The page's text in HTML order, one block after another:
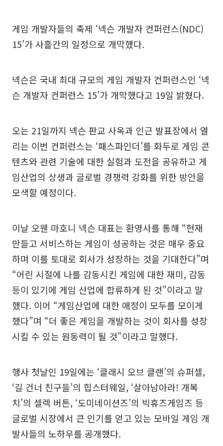
게임 개발자들의 축제 ‘넥슨 개발자 컨퍼런스(NDC)
15’가 사흘간의 일정으로 개막했다.
넥슨은 국내 최대 규모의 게임 개발자 컨퍼런스인 ‘넥
슨 개발자 컨퍼런스 15’가 개막했다고 19일 밝혔다.
오는 21일까지 넥슨 판교 사옥과 인근 발표장에서 열
리는 이번 컨퍼런스는 ‘패스파인더’를 화두로 게임 콘
텐츠와 관련 기술에 대한 실험과 도전을 공유하고 게
임산업의 상생과 글로벌 경쟁력 강화를 위한 방안을
모색할 예정이다.
이날 오웬 마호니 넥슨 대표는 환영사를 통해 “현재
만들고 서비스하는 게임이 성공하는 것은 매우 중요
하며 이를 토대로 회사가 성장하는 것을 기대한다”며
“어린 시절에 나를 감동시킨 게임에 대한 재미, 감동
등이 있기에 게임 산업에 합류하게 된 것”이라고 말
했다. 이어 “게임산업에 대한 애정이 모두를 모이게
했다”며 “더 좋은 게임을 개발하는 것이 회사를 성장
시킬 수 있는 원동력이 될 것”이라고 말했다.
행사 첫날인 19일에는 ‘클래시 오브 클랜’의 슈퍼셀,
‘길 건너 친구들’의 힙스터웨일, ‘살아남아라! 개복
치’의 셀렉 버튼, ‘도미네이션즈’의 빅휴즈게임즈 등
글로벌 시장에서 큰 인기를 얻고 있는 모바일 게임 개
발사들의 노하우를 공개했다.